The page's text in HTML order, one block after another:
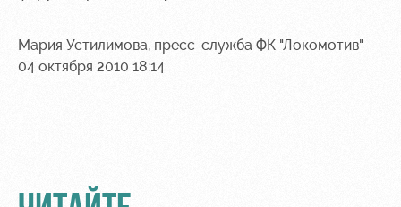
для
болельщиков
Мария Устилимова, пресс-служба ФК "Локомотив"
04 октября 2010 18:14